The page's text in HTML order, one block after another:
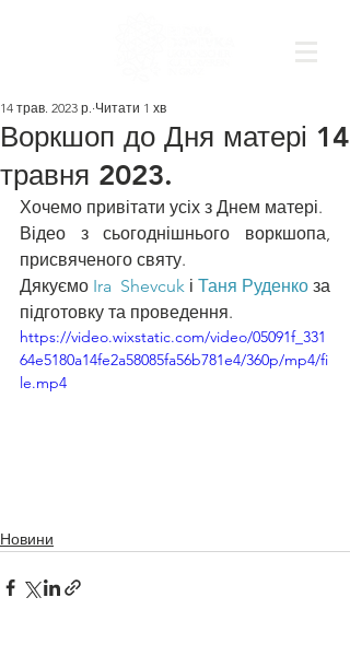
Воркшоп до Дня матері 14
травня 2023.
14 трав. 2023 р. Читати 1 хв
Хочемо привітати усіх з Днем матері.
Відео з сьогоднішнього воркшопа,
присвяченого святу.
Дякуємо Ira  Shevcuk і Таня Руденко за
підготовку та проведення.
https://video.wixstatic.com/video/05091f_331
64e5180a14fe2a58085fa56b781e4/360p/mp4/fi
le.mp4
Новини